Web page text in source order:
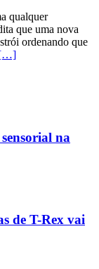
qualquer
que uma nova
ordenando que
na
de T-Rex vai